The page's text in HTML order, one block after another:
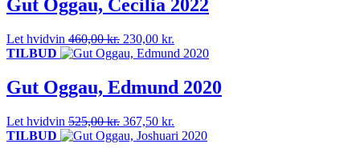
310,00 kr..217,00 kr..
Gut Oggau, Cecilia 2022
Let hvidvin 460,00kr. Den
oprindelige
var:
460,00 kr..
230,00 kr.
aktuelle
er:
230,00 kr..
TILBUD
Gut Oggau, Edmund 2020
Let hvidvin 525,00kr. Den
oprindelige
367,50 kr.
aktuelle
TILBUD